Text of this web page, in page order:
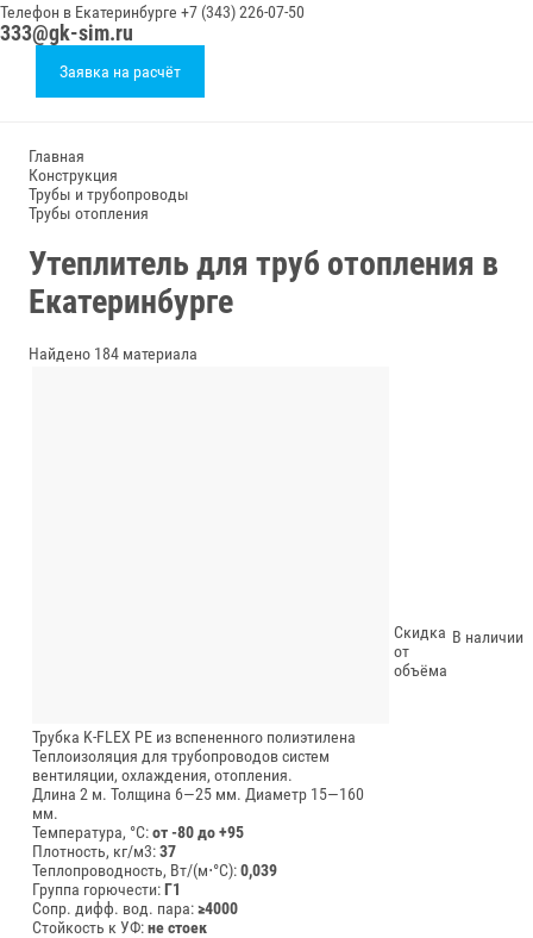
Телефон в Екатеринбурге +7 (343) 226-07-50
333@gk-sim.ru
Заявка на расчёт
Главная
Конструкция
Трубы и трубопроводы
Трубы отопления
Утеплитель для труб отопления в
Екатеринбурге
Найдено 184 материала
Трубка K-FLEX PE из вспененного полиэтилена
Теплоизоляция для трубопроводов систем
вентиляции, охлаждения, отопления.
Длина 2 м. Толщина 6—25 мм. Диаметр 15—160
мм.
Температура, °C:от -80 до +95
Плотность, кг/м3:37
Теплопроводность, Вт/(м⋅°С):0,039
Группа горючести:Г1
Сопр. дифф. вод. пара:≥4000
Стойкость к УФ:не стоек
Скидка
от
объёма
В наличии